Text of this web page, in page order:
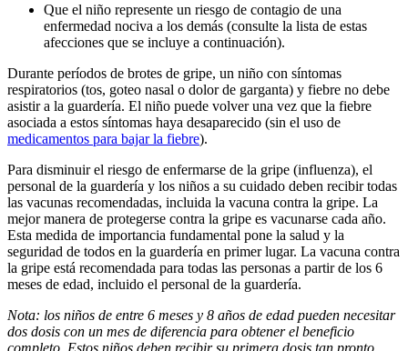
Que el niño represente un riesgo de contagio de una
enfermedad nociva a los demás (consulte la lista de estas
afecciones que se incluye a continuación).
Durante períodos de brotes de gripe, un niño con síntomas
respiratorios (tos, goteo nasal o dolor de garganta) y fiebre no debe
asistir a la guardería. El niño puede volver una vez que la fiebre
asociada a estos síntomas haya desaparecido (sin el uso de
medicamentos para bajar la fiebre).
Para disminuir el riesgo de enfermarse de la gripe (influenza), el
personal de la guardería y los niños a su cuidado deben recibir todas
las vacunas recomendadas, incluida la vacuna contra la gripe. La
mejor manera de protegerse contra la gripe es vacunarse cada año.
Esta medida de importancia fundamental pone la salud y la
seguridad de todos en la guardería en primer lugar. La vacuna contra
la gripe está recomendada para todas las personas a partir de los 6
meses de edad, incluido el personal de la guardería.
Nota: los niños de entre 6 meses y 8 años de edad pueden necesitar
dos dosis con un mes de diferencia para obtener el beneficio
completo. Estos niños deben recibir su primera dosis tan pronto